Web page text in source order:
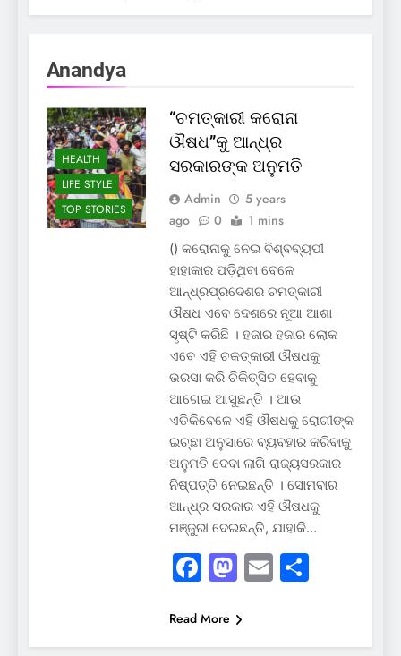
Anandya
HEALTH
LIFE STYLE
TOP STORIES
“ଚମତ୍କାରୀ କରୋନା
ଔଷଧ”କୁ ଆନ୍ଧ୍ର
ସରକାରଙ୍କ ଅନୁମତି
Admin
5 years
ago
0 1 mins
() କରୋନାକୁ ନେଇ ବିଶ୍ବବ୍ୟପୀ
ହାହାକାର ପଡ଼ିଥିବା ବେଳେ
ଆନ୍ଧ୍ରପ୍ରଦେଶର ଚମତ୍କାରୀ
ଔଷଧ ଏବେ ଦେଶରେ ନୂଆ ଆଶା
ସୃଷ୍ଟି କରିଛି । ହଜାର ହଜାର ଲୋକ
ଏବେ ଏହି ଚକତ୍କାରୀ ଔଷଧକୁ
ଭରସା କରି ଚିକିତ୍ସିତ ହେବାକୁ
ଆଗେଇ ଆସୁଛନ୍ତି । ଆଉ
ଏତିକିବେଳେ ଏହି ଔଷଧକୁ ରୋଗୀଙ୍କ
ଇଚ୍ଛା ଅନୁସାରେ ବ୍ୟବହାର କରିବାକୁ
ଅନୁମତି ଦେବା ଲାଗି ରାଜ୍ୟସରକାର
ନିଷ୍ପତ୍ତି ନେଇଛନ୍ତି । ସୋମବାର
ଆନ୍ଧ୍ର ସରକାର ଏହି ଔଷଧକୁ
ମଞ୍ଜୁରୀ ଦେଇଛନ୍ତି, ଯାହାକି…
Facebook
Mastodon
EmailShare
Read More